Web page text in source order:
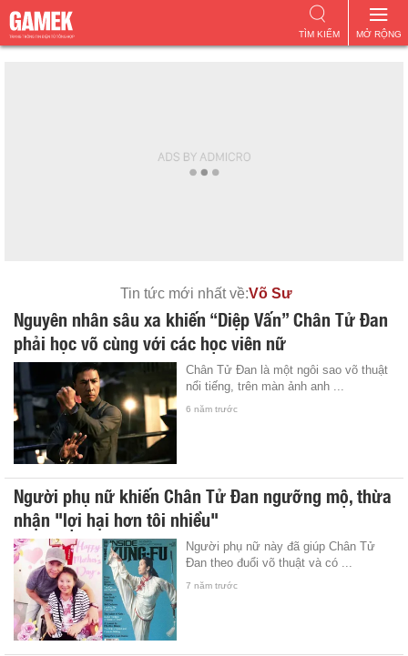
MỞ RỘNG
TÌM KIẾM
Tin tức mới nhất về:Võ Sư
Nguyên nhân sâu xa khiến “Diệp Vấn” Chân Tử Đan
phải học võ cùng với các học viên nữ
Chân Tử Đan là một ngôi sao võ thuật
nổi tiếng, trên màn ảnh anh ...
6 năm trước
Người phụ nữ khiến Chân Tử Đan ngưỡng mộ, thừa
nhận "lợi hại hơn tôi nhiều"
Người phụ nữ này đã giúp Chân Tử
Đan theo đuổi võ thuật và có ...
7 năm trước